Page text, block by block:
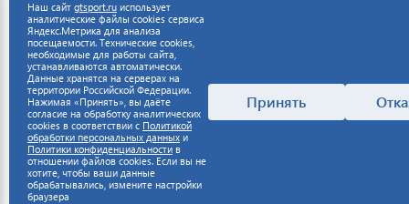
Наш сайт gtsport.ru использует
аналитические файлы cookies сервиса
Яндекс.Метрика для анализа
посещаемости. Технические cookies,
необходимые для работы сайта,
устанавливаются автоматически.
Данные хранятся на серверах на
территории Российской Федерации.
Нажимая «Принять», вы даёте
согласие на обработку аналитических
cookies в соответствии с Политикой
обработки персональных данных и
Политики конфиденциальности в
отношении файлов cookies. Если вы не
хотите, чтобы ваши данные
обрабатывались, измените настройки
браузера
Принять